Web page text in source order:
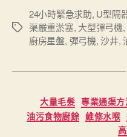
Tags
24小時緊急求助, U型隔
渠嚴重淤塞, 大型彈弓機,
廚房星盤, 彈弓機,沙井,
大量毛髮 專業通渠方
油污食物廚餘 維修水喉